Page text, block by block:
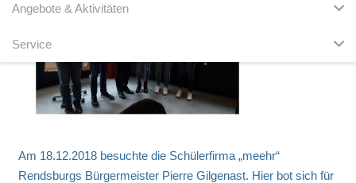
Angebote & Aktivitäten
Service
Am 18.12.2018 besuchte die Schülerfirma „meehr“
Rendsburgs Bürgermeister Pierre Gilgenast. Hier bot sich für